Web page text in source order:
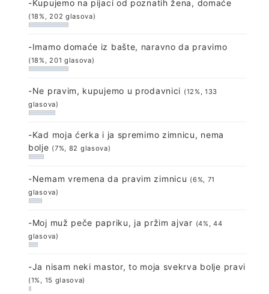
-Kupujemo na pijaci od poznatih žena, domaće
(18%, 202 glasova)
-Imamo domaće iz bašte, naravno da pravimo
(18%, 201 glasova)
-Ne pravim, kupujemo u prodavnici (12%, 133
glasova)
-Kad moja ćerka i ja spremimo zimnicu, nema
bolje (7%, 82 glasova)
-Nemam vremena da pravim zimnicu (6%, 71
glasova)
-Moj muž peče papriku, ja pržim ajvar (4%, 44
glasova)
-Ja nisam neki mastor, to moja svekrva bolje pravi
(1%, 15 glasova)